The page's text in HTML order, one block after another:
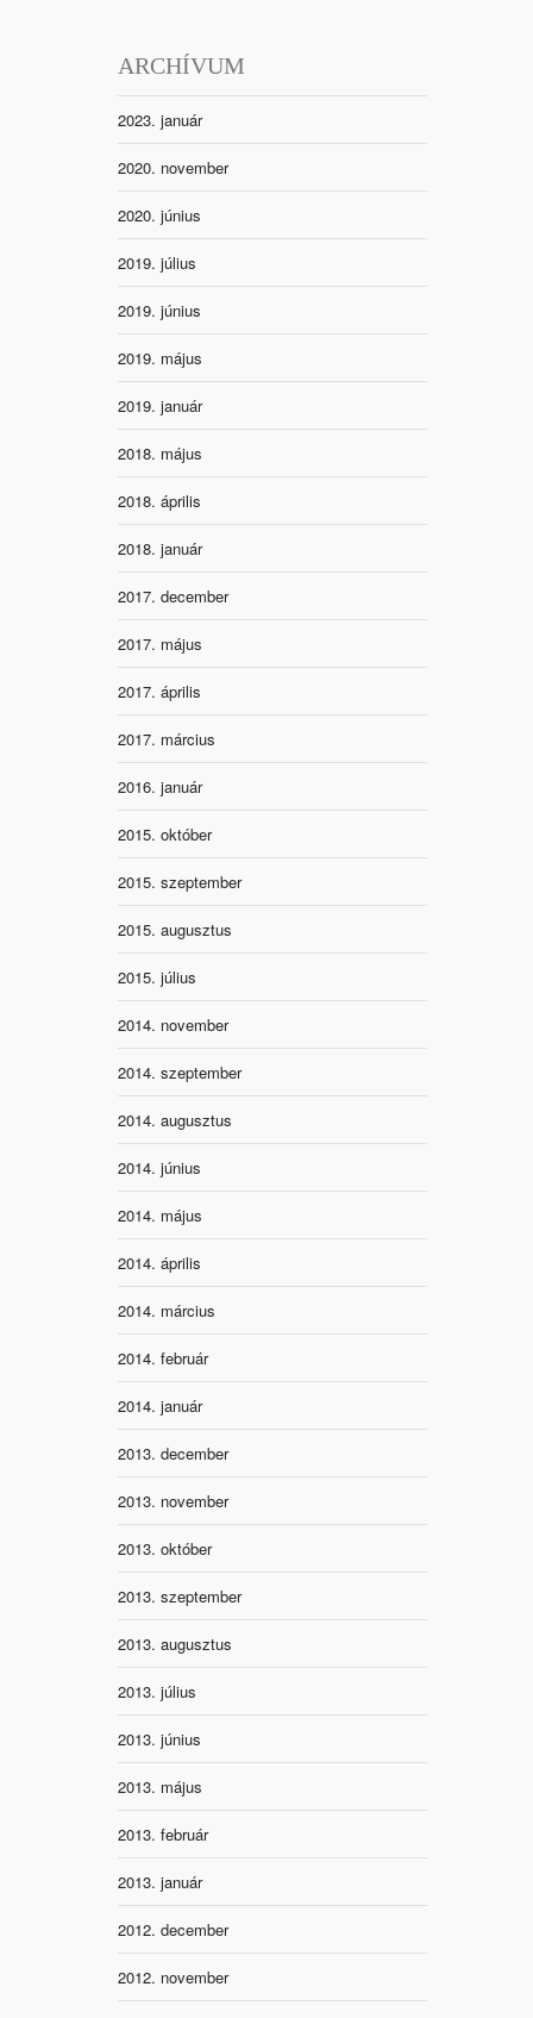
ARCHÍVUM
2023. január
2020. november
2020. június
2019. július
2019. június
2019. május
2019. január
2018. május
2018. április
2018. január
2017. december
2017. május
2017. április
2017. március
2016. január
2015. október
2015. szeptember
2015. augusztus
2015. július
2014. november
2014. szeptember
2014. augusztus
2014. június
2014. május
2014. április
2014. március
2014. február
2014. január
2013. december
2013. november
2013. október
2013. szeptember
2013. augusztus
2013. július
2013. június
2013. május
2013. február
2013. január
2012. december
2012. november